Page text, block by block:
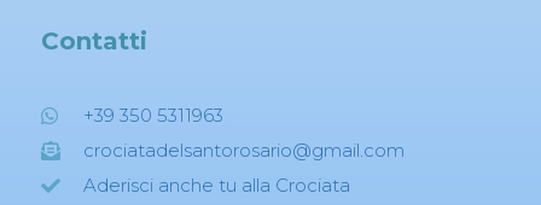
Contatti
+39 350 5311963
crociatadelsantorosario@gmail.com
Aderisci anche tu alla Crociata